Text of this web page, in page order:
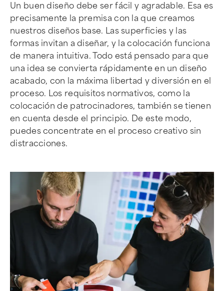
Un buen diseño debe ser fácil y agradable. Esa es
precisamente la premisa con la que creamos
nuestros diseños base. Las superficies y las
formas invitan a diseñar, y la colocación funciona
de manera intuitiva. Todo está pensado para que
una idea se convierta rápidamente en un diseño
acabado, con la máxima libertad y diversión en el
proceso. Los requisitos normativos, como la
colocación de patrocinadores, también se tienen
en cuenta desde el principio. De este modo,
puedes concentrate en el proceso creativo sin
distracciones.